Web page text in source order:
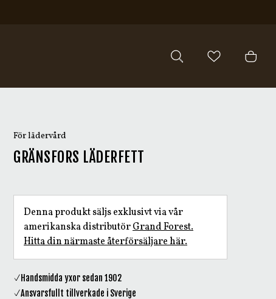
För lädervård
GRÄNSFORS LÄDERFETT
Denna produkt säljs exklusivt via vår
amerikanska distributörGrand Forest.
Hitta din närmaste återförsäljare här.
Handsmidda yxor sedan 1902
Ansvarsfullt tillverkade i Sverige